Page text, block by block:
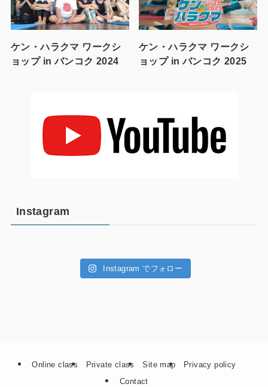
ケン・ハラクマ ワークシ
ョップ in バンコク 2024
ケン・ハラクマ ワークシ
ョップ in バンコク 2025
Instagram
Instagram でフォロー
Online class Private class Site map
Privacy policy
Contact